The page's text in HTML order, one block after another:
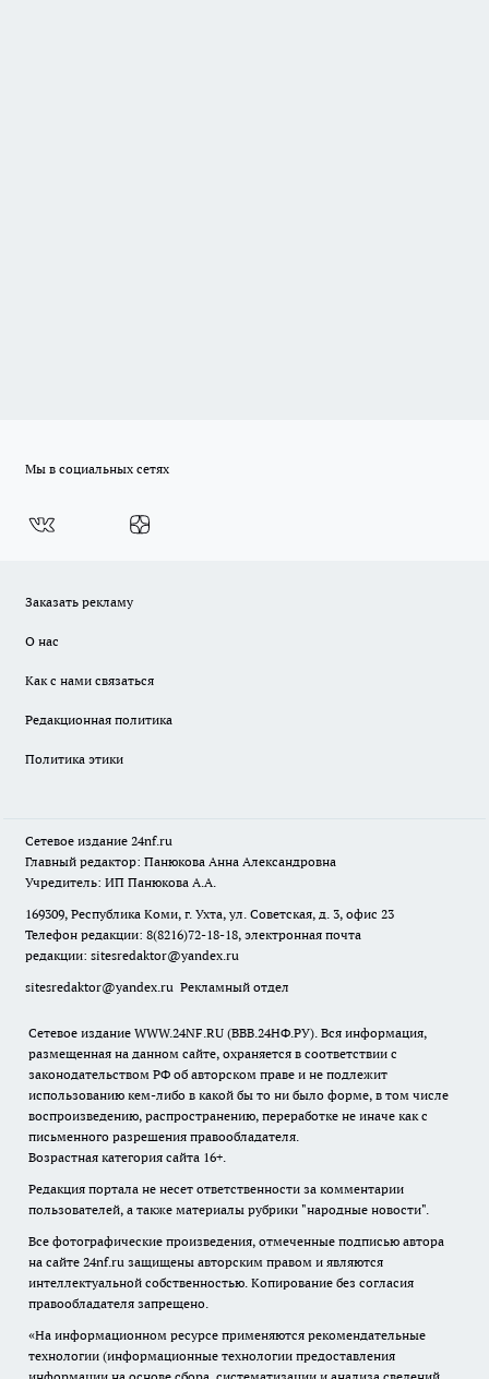
Мы в социальных сетях
Заказать рекламу
О нас
Как с нами связаться
Редакционная политика
Политика этики
Сетевое издание 24nf.ru
Главный редактор: Панюкова Анна Александровна
Учредитель: ИП Панюкова А.А.
169309, Республика Коми, г. Ухта, ул. Советская, д. 3, офис 23
Телефон редакции: 8(8216)72-18-18, электронная почта
редакции: sitesredaktor@yandex.ru
sitesredaktor@yandex.ru Рекламный отдел
Сетевое издание WWW.24NF.RU (ВВВ.24НФ.РУ). Вся информация,
размещенная на данном сайте, охраняется в соответствии с
законодательством РФ об авторском праве и не подлежит
использованию кем-либо в какой бы то ни было форме, в том числе
воспроизведению, распространению, переработке не иначе как с
письменного разрешения правообладателя.
Возрастная категория сайта 16+.
Редакция портала не несет ответственности за комментарии
пользователей, а также материалы рубрики "народные новости".
Все фотографические произведения, отмеченные подписью автора
на сайте 24nf.ru защищены авторским правом и являются
интеллектуальной собственностью. Копирование без согласия
правообладателя запрещено.
«На информационном ресурсе применяются рекомендательные
технологии (информационные технологии предоставления